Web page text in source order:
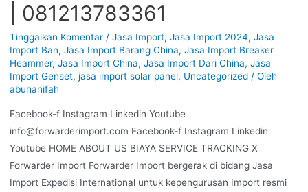
| 081213783361
Tinggalkan Komentar / Jasa Import, Jasa Import 2024, Jasa
Import Ban, Jasa Import Barang China, Jasa Import Breaker
Heammer, Jasa Import China, Jasa Import Dari China, Jasa
Import Genset, jasa import solar panel, Uncategorized/ Oleh
abuhanifah
Facebook-f Instagram Linkedin Youtube
info@forwarderimport.com Facebook-f Instagram Linkedin
Youtube HOME ABOUT US BIAYA SERVICE TRACKING X
Forwarder Import Forwarder Import bergerak di bidang Jasa
Import Expedisi International untuk kepengurusan Import resmi